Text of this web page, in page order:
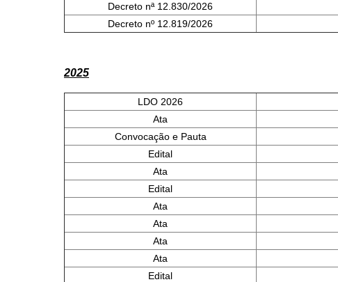
Decreto nª 12.830/2026
Decreto nº 12.819/2026
2025
LDO 2026
Ata
Convocação e Pauta
Edital
Ata
Edital
Ata
Ata
Ata
Ata
Edital